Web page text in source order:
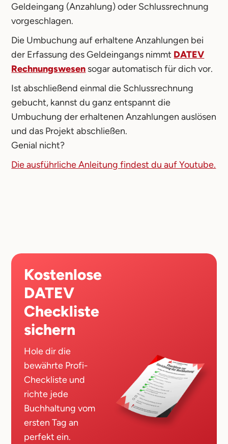
Geldeingang (Anzahlung) oder Schlussrechnung
vorgeschlagen.
Die Umbuchung auf erhaltene Anzahlungen bei
der Erfassung des Geldeingangs nimmt DATEV
Rechnungswesen sogar automatisch für dich vor.
Ist abschließend einmal die Schlussrechnung
gebucht, kannst du ganz entspannt die
Umbuchung der erhaltenen Anzahlungen auslösen
und das Projekt abschließen.
Genial nicht?
Die ausführliche Anleitung findest du auf Youtube.
Kostenlose
DATEV
Checkliste
sichern
Hole dir die
bewährte Profi-
Checkliste und
richte jede
Buchhaltung vom
ersten Tag an
perfekt ein.